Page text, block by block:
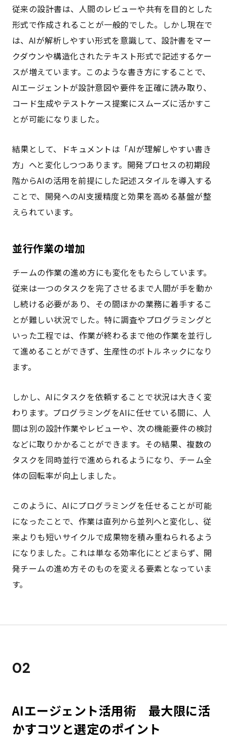
従来の設計書は、人間のレビューや共有を目的とした
形式で作成されることが一般的でした。しかし現在で
は、AIが解析しやすい形式を意識して、設計書をマー
クダウンや構造化されたテキスト形式で記述するケー
スが増えています。このような書き方にすることで、
AIエージェントが設計意図や要件を正確に読み取り、
コード生成やテストケース提案にスムーズに活かすこ
とが可能になりました。
結果として、ドキュメントは「AIが理解しやすい書き
方」へと変化しつつあります。開発プロセスの初期段
階からAIの活用を前提にした記述スタイルを導入する
ことで、開発へのAI支援精度と効果を高める基盤が整
えられています。
並行作業の増加
チームの作業の進め方にも変化をもたらしています。
従来は一つのタスクを完了させるまで人間が手を動か
し続ける必要があり、その間ほかの業務に着手するこ
とが難しい状況でした。特に調査やプログラミングと
いった工程では、作業が終わるまで他の作業を並行し
て進めることができず、生産性のボトルネックになり
ます。
しかし、AIにタスクを依頼することで状況は大きく変
わります。プログラミングをAIに任せている間に、人
間は別の設計作業やレビューや、次の機能要件の検討
などに取りかかることができます。その結果、複数の
タスクを同時並行で進められるようになり、チーム全
体の回転率が向上しました。
このように、AIにプログラミングを任せることが可能
になったことで、作業は直列から並列へと変化し、従
来よりも短いサイクルで成果物を積み重ねられるよう
になりました。これは単なる効率化にとどまらず、開
発チームの進め方そのものを変える要素となっていま
す。
02
AIエージェント活用術 最大限に活
かすコツと選定のポイント